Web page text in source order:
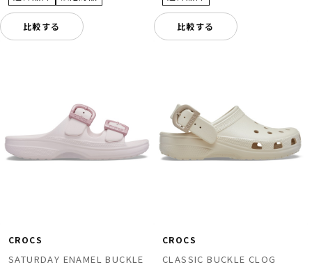
比較する 比較する
CROCS
SATURDAY ENAMEL BUCKLE
CROCS
CLASSIC BUCKLE CLOG